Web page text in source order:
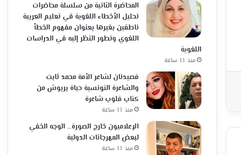
المحاضرة الثانية من سلسلة محاضرات
تحليل الأخطاء اللغوية في تعليم العربية
ناطقين بغيرها بعنوان مفهوم الخطأ
اللغوي وتطور النظر إليه في الدراسات
اللغوية
منذ 11 ساعة
قصيدتان لشاعر الأمة محمد ثابت
والشاعرة التونسية حياة بربوش من
كتاب قلوب شاعرة
منذ 11 ساعة
الإعلاميون خارج الصورة… الوجه الخفي
لبعض المهرجانات الدولية
منذ 11 ساعة